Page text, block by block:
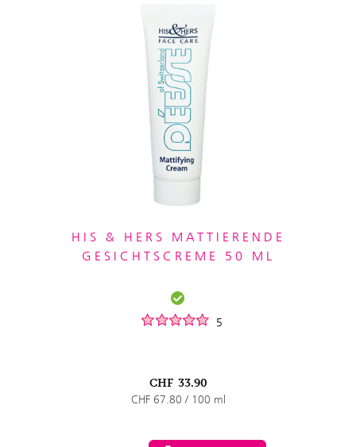
HIS & HERS MATTIERENDE
GESICHTSCREME 50 ML
5
CHF 33.90
CHF 67.80 / 100 ml